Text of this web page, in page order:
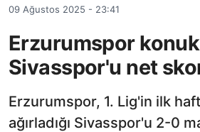
09 Ağustos 2025 - 23:41
Erzurumspor
Sivasspor'u net
Erzurumspor, 1. Lig'in ilk
ağırladığı Sivasspor'u 2-0